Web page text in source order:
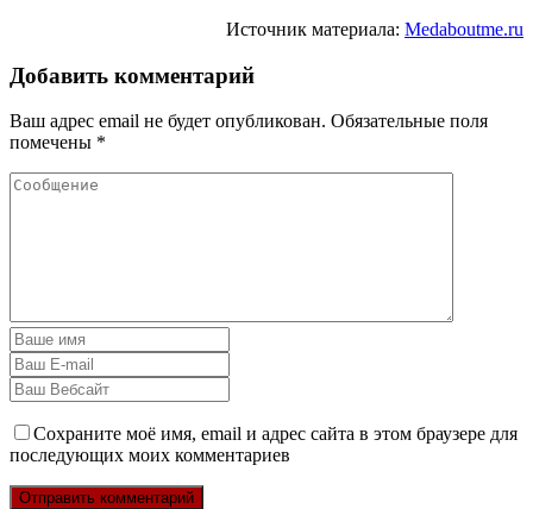
Источник материала: Medaboutme.ru
Добавить комментарий
Ваш адрес email не будет опубликован. Обязательные поля
помечены *
Сохраните моё имя, email и адрес сайта в этом браузере для
последующих моих комментариев